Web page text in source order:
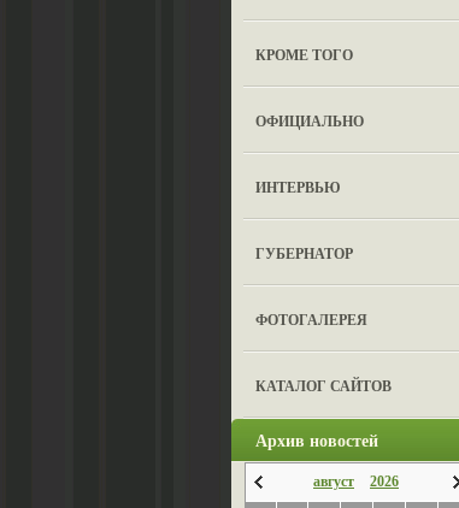
КРОМЕ ТОГО
ОФИЦИАЛЬНО
ИНТЕРВЬЮ
ГУБЕРНАТОР
ФОТОГАЛЕРЕЯ
КАТАЛОГ САЙТОВ
Архив новостей
август 2026